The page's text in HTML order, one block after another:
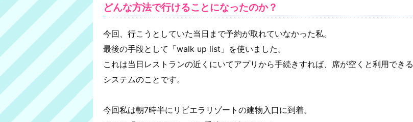
どんな方法で行けることになったのか？
今回、行こうとしていた当日まで予約が取れていなかった私。
最後の手段として「walk up list」を使いました。
これは当日レストランの近くにいてアプリから手続きすれば、席が空くと利用できる
システムのことです。
今回私は朝7時半にリビエラリゾートの建物入口に到着。